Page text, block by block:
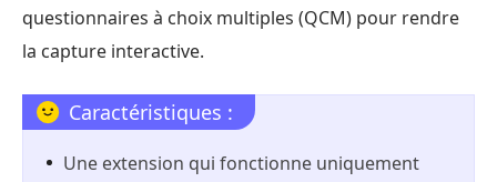
questionnaires à choix multiples (QCM) pour rendre
la capture interactive.
Caractéristiques :
Une extension qui fonctionne uniquement